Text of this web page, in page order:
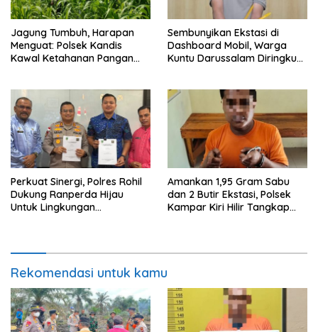
Jagung Tumbuh, Harapan
Menguat: Polsek Kandis
Kawal Ketahanan Pangan
Sembunyikan Ekstasi di
Dashboard Mobil, Warga
Kuntu Darussalam Diringkus
Perkuat Sinergi, Polres Rohil
Dukung Ranperda Hijau
Untuk Lingkungan
Amankan 1,95 Gram Sabu
dan 2 Butir Ekstasi, Polsek
Kampar Kiri Hilir Tangkap
Rekomendasi untuk kamu